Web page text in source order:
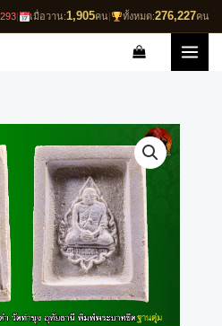
| เมื่อวาน:1,905คน| ทั้งหมด:276,227คน